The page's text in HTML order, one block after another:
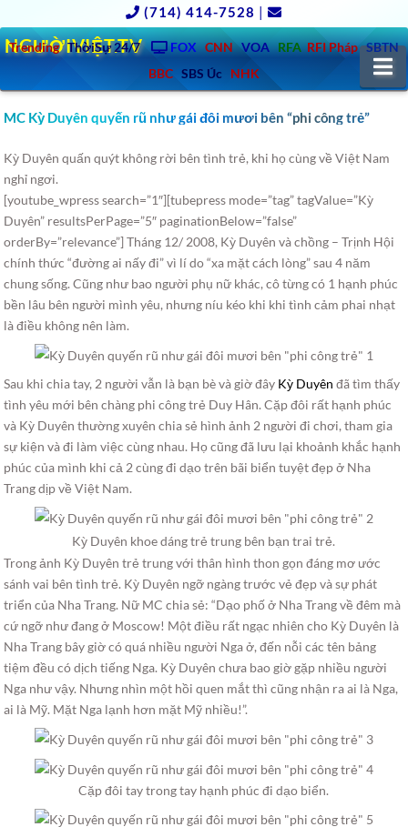
(714) 414-7528 |
Trending ThờiSự 24/7 FOX CNN VOA RFA RFI Pháp SBTN
BBC SBS Úc NHK
NGƯỜIVIỆT.TV
MC Kỳ Duyên quyến rũ như gái đôi mươi bên “phi công trẻ”
Kỳ Duyên quấn quýt không rời bên tình trẻ, khi họ cùng về Việt Nam
nghỉ ngơi.
[youtube_wpress search=”1″][tubepress mode=”tag” tagValue=”Kỳ
Duyên” resultsPerPage=”5″ paginationBelow=”false”
orderBy=”relevance”] Tháng 12/ 2008, Kỳ Duyên và chồng – Trịnh Hội
chính thức “đường ai nấy đi” vì lí do “xa mặt cách lòng” sau 4 năm
chung sống. Cũng như bao người phụ nữ khác, cô từng có 1 hạnh phúc
bền lâu bên người mình yêu, nhưng níu kéo khi khi tình cảm phai nhạt
là điều không nên làm.
Sau khi chia tay, 2 người vẫn là bạn bè và giờ đây Kỳ Duyên đã tìm thấy
tình yêu mới bên chàng phi công trẻ Duy Hân. Cặp đôi rất hạnh phúc
và Kỳ Duyên thường xuyên chia sẻ hình ảnh 2 người đi chơi, tham gia
sự kiện và đi làm việc cùng nhau. Họ cũng đã lưu lại khoảnh khắc hạnh
phúc của mình khi cả 2 cùng đi dạo trên bãi biển tuyệt đẹp ở Nha
Trang dịp về Việt Nam.
Kỳ Duyên khoe dáng trẻ trung bên bạn trai trẻ.
Trong ảnh Kỳ Duyên trẻ trung với thân hình thon gọn đáng mơ ước
sánh vai bên tình trẻ. Kỳ Duyên ngỡ ngàng trước vẻ đẹp và sự phát
triển của Nha Trang. Nữ MC chia sẻ: “Dạo phố ở Nha Trang về đêm mà
cứ ngỡ như đang ở Moscow! Một điều rất ngạc nhiên cho Kỳ Duyên là
Nha Trang bây giờ có quá nhiều người Nga ở, đến nỗi các tên bảng
tiệm đều có dịch tiếng Nga. Kỳ Duyên chưa bao giờ gặp nhiều người
Nga như vậy. Nhưng nhìn một hồi quen mắt thì cũng nhận ra ai là Nga,
ai là Mỹ. Mặt Nga lạnh hơn mặt Mỹ nhiều!”.
Cặp đôi tay trong tay hạnh phúc đi dạo biển.